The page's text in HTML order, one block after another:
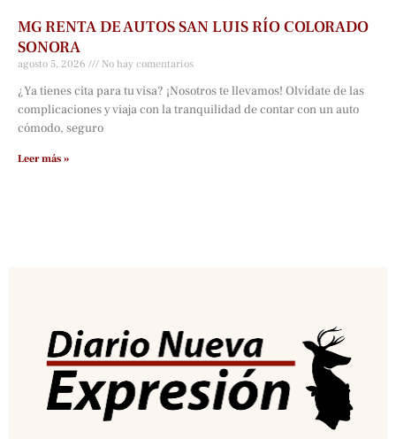
MG RENTA DE AUTOS SAN LUIS RÍO COLORADO
SONORA
agosto 5, 2026 No hay comentarios
¿Ya tienes cita para tu visa? ¡Nosotros te llevamos! Olvídate de las
complicaciones y viaja con la tranquilidad de contar con un auto
cómodo, seguro
Leer más »